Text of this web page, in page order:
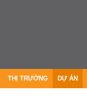
THỊ TRƯỜNG DỰ ÁN